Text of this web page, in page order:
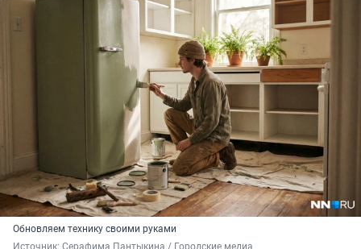
Обновляем технику своими руками